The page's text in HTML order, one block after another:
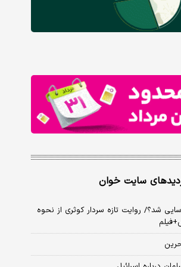
سایت خوان
شد؟/ روایت تازه سردار کوثری از نحوه